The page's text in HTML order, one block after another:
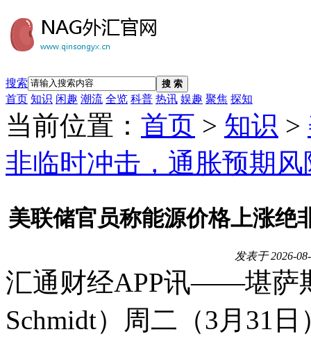
搜索 搜 索
首页 知识 闲趣 潮流 全览 科普 热讯 娱趣 聚焦 探知
当前位置： 首页 > 知识 >
非临时冲击，通胀预期
美联储官员称能源价格上涨绝
发表于2026-
汇通财经APP讯——堪萨
Schmidt）周二（3月31